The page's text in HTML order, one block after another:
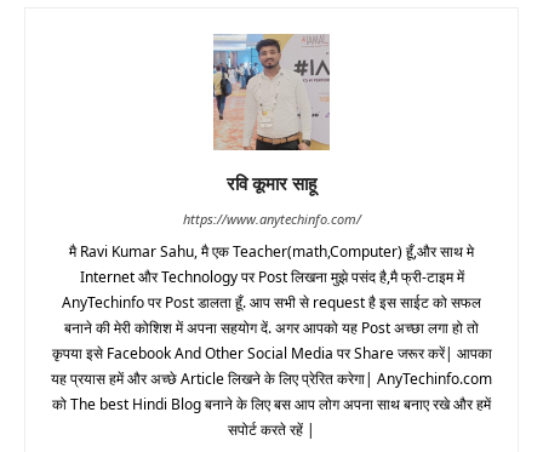
रवि कूमार साहू
https://www.anytechinfo.com/
मै Ravi Kumar Sahu, मै एक Teacher(math,Computer) हूँ,और साथ मे
Internet और Technology पर Post लिखना मुझे पसंद है,मै फ्री-टाइम में
AnyTechinfo पर Post डालता हूँ. आप सभी से request है इस साईट को सफल
बनाने की मेरी कोशिश में अपना सहयोग दें. अगर आपको यह Post अच्छा लगा हो तो
कृपया इसे Facebook And Other Social Media पर Share जरूर करें| आपका
यह प्रयास हमें और अच्छे Article लिखने के लिए प्रेरित करेगा| AnyTechinfo.com
को The best Hindi Blog बनाने के लिए बस आप लोग अपना साथ बनाए रखे और हमें
सपोर्ट करते रहें |